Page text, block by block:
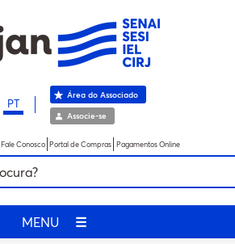
PT
Área do Associado
Associe-se
Fale Conosco Portal de Compras Pagamentos Online
MENU ☰